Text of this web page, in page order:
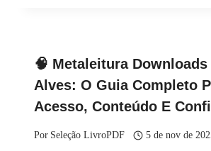
🧠 Metaleitura Downloads
Alves: O Guia Completo
Acesso, Conteúdo E
Por Seleção LivroPDF 5 de nov de